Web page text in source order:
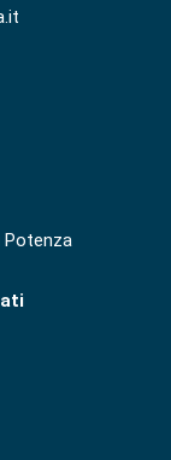
Potenza